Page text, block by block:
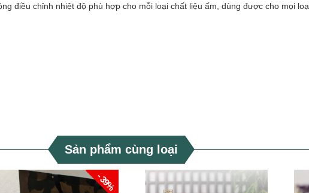
điều chỉnh nhiệt độ phù hợp cho mỗi loại chất liệu ấm, dùng được cho mọi
Sản phẩm cùng loại
- 39%